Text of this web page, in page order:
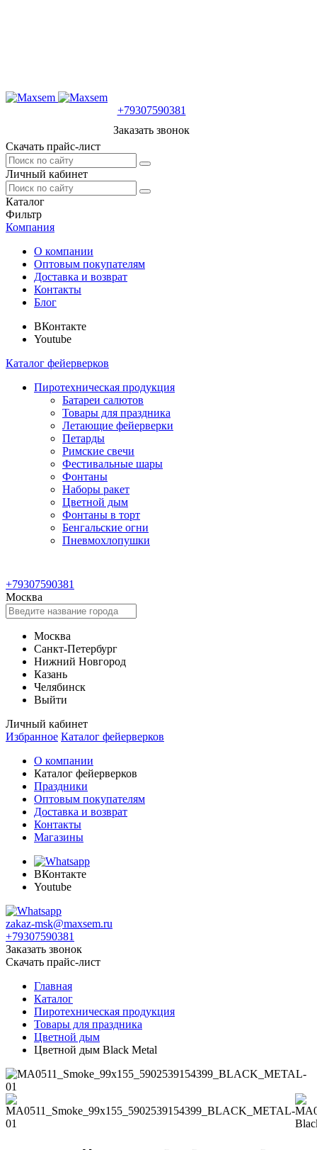
+79307590381
Заказать звонок
Скачать прайс-лист
Личный кабинет
Каталог
Фильтр
Компания
О компании
Оптовым покупателям
Доставка и возврат
Контакты
Блог
ВКонтакте
Youtube
Каталог фейерверков
Пиротехническая продукция
Батареи салютов
Товары для праздника
Летающие фейерверки
Петарды
Римские свечи
Фестивальные шары
Фонтаны
Наборы ракет
Цветной дым
Фонтаны в торт
Бенгальские огни
Пневмохлопушки
+79307590381
Москва
Москва
Санкт-Петербург
Нижний Новгород
Казань
Челябинск
Выйти
Личный кабинет
Избранное Каталог фейерверков
О компании
Каталог фейерверков
Праздники
Оптовым покупателям
Доставка и возврат
Контакты
Магазины
ВКонтакте
Youtube
zakaz-msk@maxsem.ru
+79307590381
Заказать звонок
Скачать прайс-лист
Главная
Каталог
Пиротехническая продукция
Товары для праздника
Цветной дым
Цветной дым Black Metal